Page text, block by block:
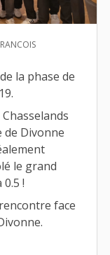
la phase de
Divonne
le grand
!
face